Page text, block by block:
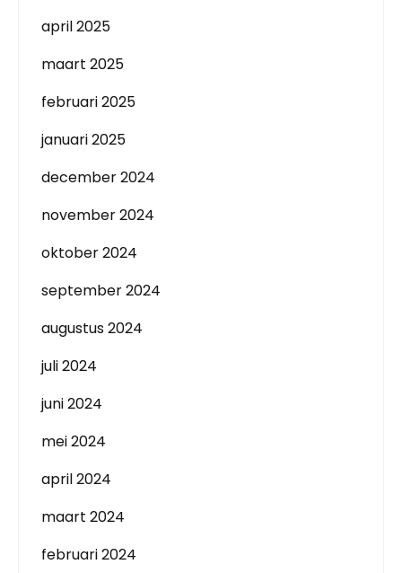
april 2025
maart 2025
februari 2025
januari 2025
december 2024
november 2024
oktober 2024
september 2024
augustus 2024
juli 2024
juni 2024
mei 2024
april 2024
maart 2024
februari 2024